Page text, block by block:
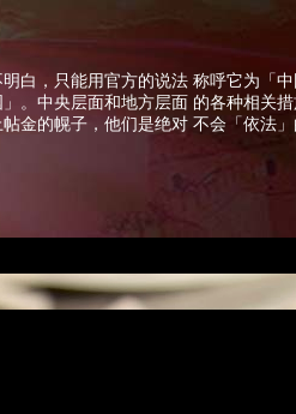
白，只能用官方的说法 称呼它为「
。中央层面和地方层面 的各种相关
金的幌子，他们是绝对 不会「依法」